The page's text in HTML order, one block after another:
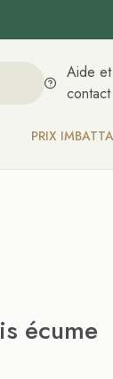
Aide et
contact
PRIX
écume